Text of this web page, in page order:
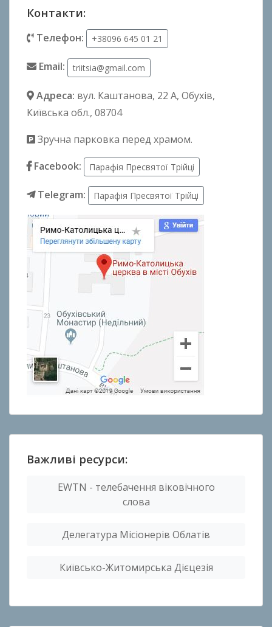
Контакти:
Телефон: +38096 645 01 21
Email: triitsia@gmail.com
Адреса: вул. Каштанова, 22 А, Обухів,
Київська обл., 08704
Зручна парковка перед храмом.
Facebook:
Парафія Пресвятої Трійці
Telegram: Парафія Пресвятої Трійці
Важливі ресурси:
EWTN - телебачення віковічного
слова
Делегатура Місіонерів Облатів
Київсько-Житомирська Дієцезія